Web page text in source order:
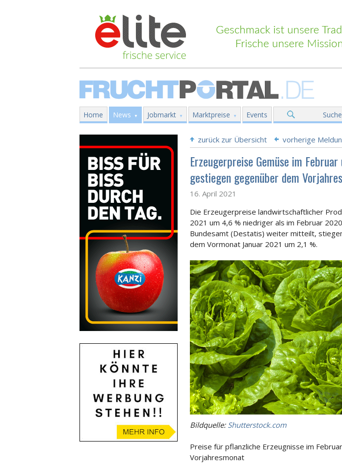
Home News Jobmarkt Marktpreise Events
zurück zur Übersicht vorherige
Erzeugerpreise Gemüse im
gestiegen gegenüber dem
16. April 2021
Die Erzeugerpreise landwirtschaftlicher
2021 um 4,6 % niedriger als im Februar
Bundesamt (Destatis) weiter mitteilt,
dem Vormonat Januar 2021 um 2,1 %.
Bildquelle: Shutterstock.com
Preise für pflanzliche Erzeugnisse im
Vorjahresmonat